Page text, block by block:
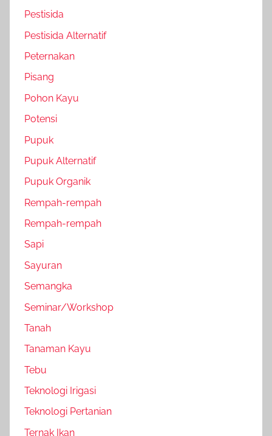
Pestisida
Pestisida Alternatif
Peternakan
Pisang
Pohon Kayu
Potensi
Pupuk
Pupuk Alternatif
Pupuk Organik
Rempah-rempah
Rempah-rempah
Sapi
Sayuran
Semangka
Seminar/Workshop
Tanah
Tanaman Kayu
Tebu
Teknologi Irigasi
Teknologi Pertanian
Ternak Ikan